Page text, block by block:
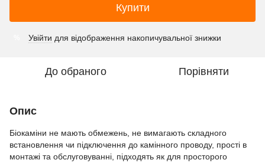
Купити
Увійти для відображення накопичувальної знижки
До обраного Порівняти
Опис
Біокаміни не мають обмежень, не вимагають складного
встановлення чи підключення до камінного проводу, прості в
монтажі та обслуговуванні, підходять як для просторого